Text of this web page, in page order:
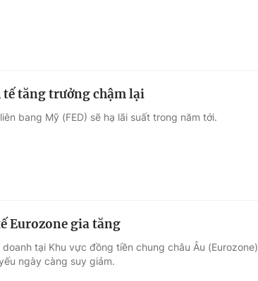
tế tăng trưởng chậm lại
bang Mỹ (FED) sẽ hạ lãi suất trong năm tới.
Eurozone gia tăng
tại Khu vực đồng tiền chung châu Âu (Eurozone)
ngày càng suy giảm.